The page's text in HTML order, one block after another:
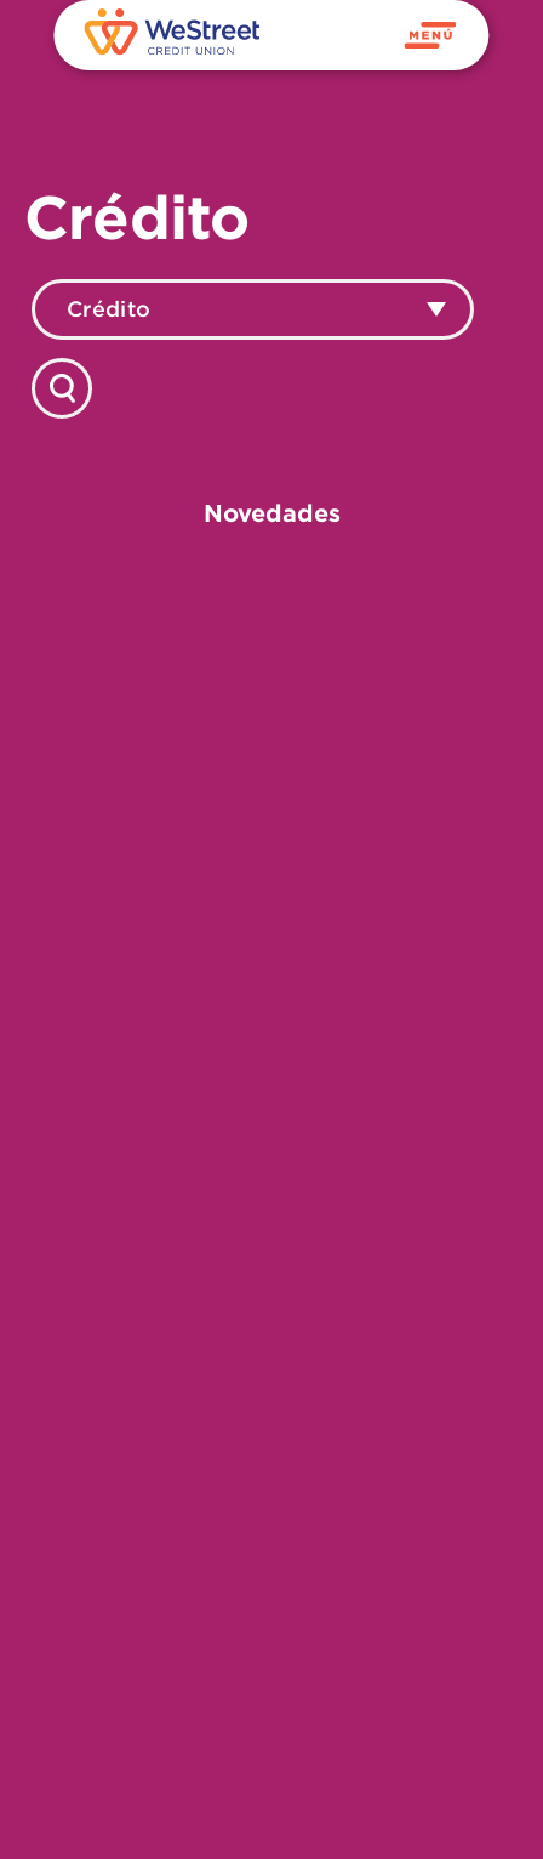
Crédito
Crédito
Novedades